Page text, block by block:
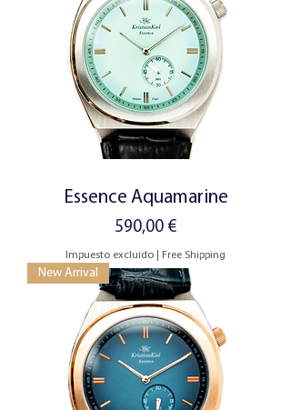
Essence Aquamarine
Precio
590,00 €
Impuesto excluido Free Shipping
New Arrival